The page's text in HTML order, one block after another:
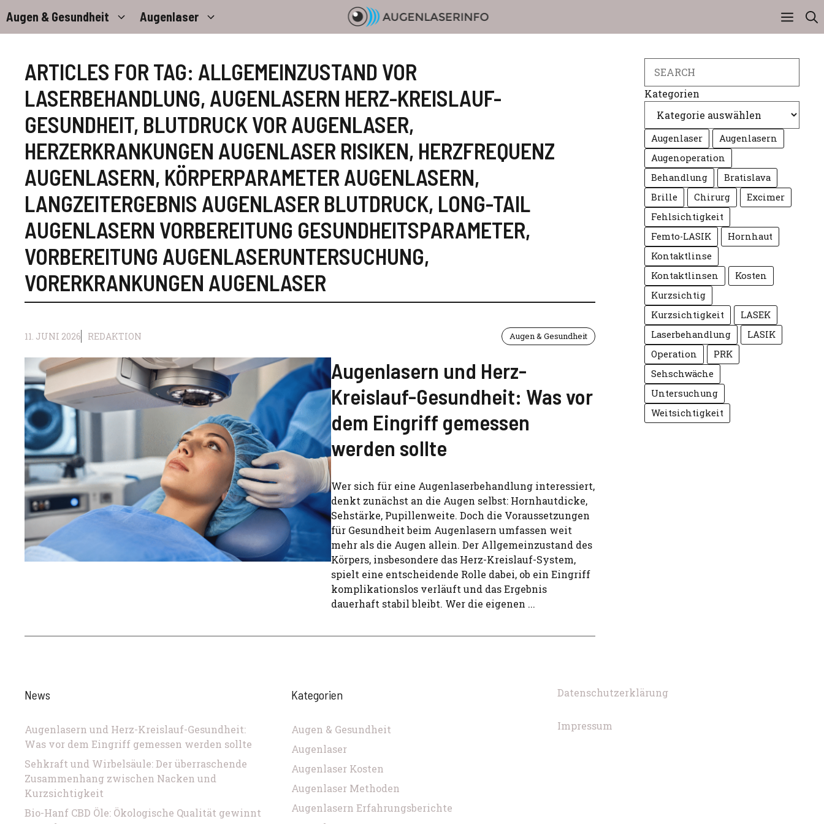
Inhalt
springen
Augen & Gesundheit Augenlaser
ARTICLES FOR TAG: ALLGEMEINZUSTAND VOR
LASERBEHANDLUNG, AUGENLASERN HERZ-KREISLAUF-
GESUNDHEIT, BLUTDRUCK VOR AUGENLASER,
HERZERKRANKUNGEN AUGENLASER RISIKEN, HERZFREQUENZ
AUGENLASERN, KÖRPERPARAMETER AUGENLASERN,
LANGZEITERGEBNIS AUGENLASER BLUTDRUCK, LONG-TAIL
AUGENLASERN VORBEREITUNG GESUNDHEITSPARAMETER,
VORBEREITUNG AUGENLASERUNTERSUCHUNG,
VORERKRANKUNGEN AUGENLASER
11. JUNI 2026 REDAKTION Augen & Gesundheit
Augenlasern und Herz-
Kreislauf-Gesundheit: Was vor
dem Eingriff gemessen
werden sollte
Wer sich für eine Augenlaserbehandlung interessiert,
denkt zunächst an die Augen selbst: Hornhautdicke,
Sehstärke, Pupillenweite. Doch die Voraussetzungen
für Gesundheit beim Augenlasern umfassen weit
mehr als die Augen allein. Der Allgemeinzustand des
Körpers, insbesondere das Herz-Kreislauf-System,
spielt eine entscheidende Rolle dabei, ob ein Eingriff
komplikationslos verläuft und das Ergebnis
dauerhaft stabil bleibt. Wer die eigenen ...
Kategorien
Augenlaser
Augenlasern
Augenoperation
Behandlung
Bratislava
Brille
Chirurg
Excimer
Fehlsichtigkeit
Femto-LASIK
Hornhaut
Kontaktlinse
Kontaktlinsen
Kosten
Kurzsichtig
Kurzsichtigkeit
LASEK
Laserbehandlung
LASIK
Operation
PRK
Sehschwäche
Untersuchung
Weitsichtigkeit
News
Augenlasern und Herz-Kreislauf-Gesundheit:
Was vor dem Eingriff gemessen werden sollte
Sehkraft und Wirbelsäule: Der überraschende
Zusammenhang zwischen Nacken und
Kurzsichtigkeit
Bio-Hanf CBD Öle: Ökologische Qualität gewinnt
Kategorien
Augen & Gesundheit
Augenlaser
Augenlaser Kosten
Augenlaser Methoden
Augenlasern Erfahrungsberichte
Datenschutzerklärung
Impressum